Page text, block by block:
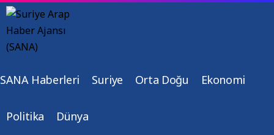
SANA Haberleri Suriye Orta Doğu Ekonomi
Politika Dünya